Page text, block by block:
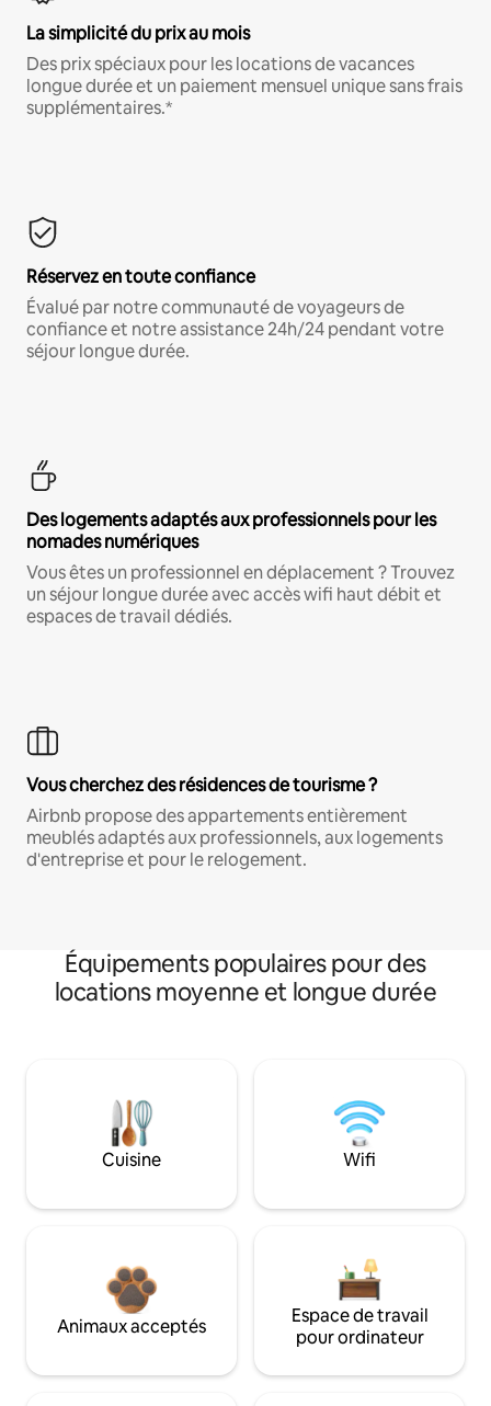
La simplicité du prix au mois
Des prix spéciaux pour les locations de vacances
longue durée et un paiement mensuel unique sans frais
supplémentaires.*
Réservez en toute confiance
Évalué par notre communauté de voyageurs de
confiance et notre assistance 24h/24 pendant votre
séjour longue durée.
Des logements adaptés aux professionnels pour les
nomades numériques
Vous êtes un professionnel en déplacement ? Trouvez
un séjour longue durée avec accès wifi haut débit et
espaces de travail dédiés.
Vous cherchez des résidences de tourisme ?
Airbnb propose des appartements entièrement
meublés adaptés aux professionnels, aux logements
d'entreprise et pour le relogement.
Équipements populaires pour des
locations moyenne et longue durée
Cuisine Wifi
Animaux acceptés
Espace de travail
pour ordinateur